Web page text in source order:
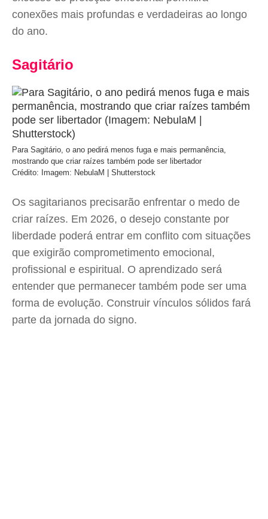
conexões mais profundas e verdadeiras ao longo
do ano.
Sagitário
Para Sagitário, o ano pedirá menos fuga e mais permanência,
mostrando que criar raízes também pode ser libertador
Crédito: Imagem: NebulaM | Shutterstock
Os sagitarianos precisarão enfrentar o medo de
criar raízes. Em 2026, o desejo constante por
liberdade poderá entrar em conflito com situações
que exigirão comprometimento emocional,
profissional e espiritual. O aprendizado será
entender que permanecer também pode ser uma
forma de evolução. Construir vínculos sólidos fará
parte da jornada do signo.